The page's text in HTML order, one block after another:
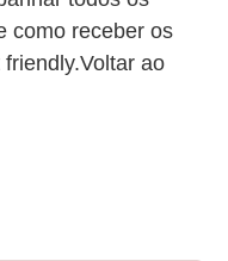
como receber os
ao